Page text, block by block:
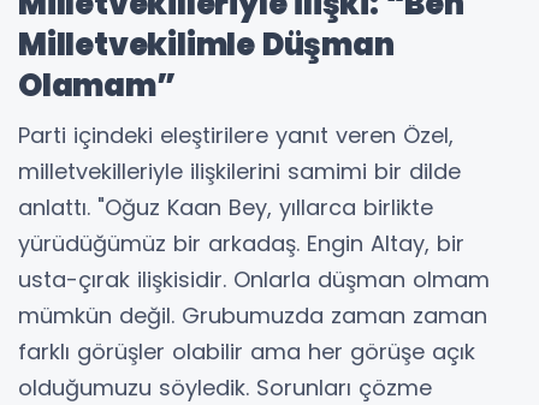
Milletvekilimle Düşman
Olamam”
Parti içindeki eleştirilere yanıt veren Özel,
milletvekilleriyle ilişkilerini samimi bir dilde
anlattı. "Oğuz Kaan Bey, yıllarca birlikte
yürüdüğümüz bir arkadaş. Engin Altay, bir
usta-çırak ilişkisidir. Onlarla düşman olmam
mümkün değil. Grubumuzda zaman zaman
farklı görüşler olabilir ama her görüşe açık
olduğumuzu söyledik. Sorunları çözme